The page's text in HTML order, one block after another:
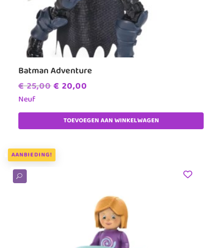
Batman Adventure
€25,00Oorspronkelijke
was:
€ 25,00.
€ 20,00
is:
€ 20,00.
Neuf
TOEVOEGEN AAN WINKELWAGEN
AANBIEDING!
U